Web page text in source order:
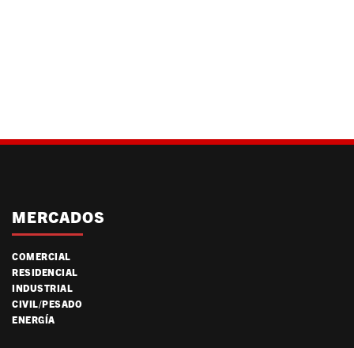
MERCADOS
COMERCIAL
RESIDENCIAL
INDUSTRIAL
CIVIL/PESADO
ENERGÍA